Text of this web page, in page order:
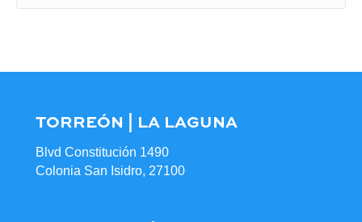
TORREÓN | LA LAGUNA
Blvd Constitución 1490
Colonia San Isidro, 27100